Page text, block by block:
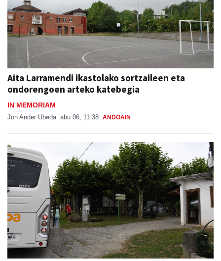
Aita Larramendi ikastolako sortzaileen eta
ondorengoen arteko katebegia
IN MEMORIAM
Jon Ander Ubeda abu 06, 11:38 ANDOAIN